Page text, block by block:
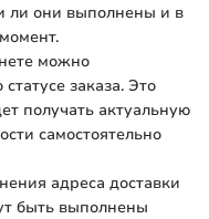
ли они выполнены и в
можно
заказа. Это
получать актуальную
самостоятельно
адреса доставки
быть выполнены